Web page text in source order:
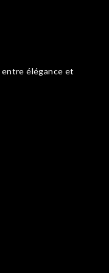
entre élégance et